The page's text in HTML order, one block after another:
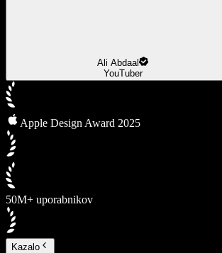
Ali Abdaal
YouTuber
Apple Design Award 2025
50M+ uporabnikov
Kazalo